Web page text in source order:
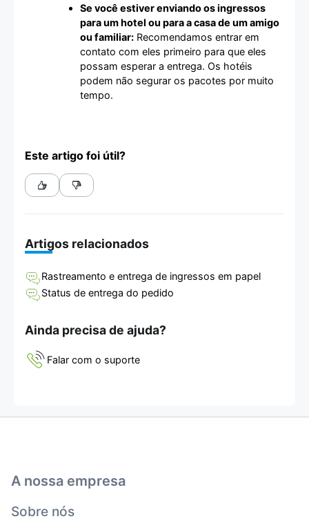
Se você estiver enviando os ingressos
para um hotel ou para a casa de um amigo
ou familiar: Recomendamos entrar em
contato com eles primeiro para que eles
possam esperar a entrega. Os hotéis
podem não segurar os pacotes por muito
tempo.
Este artigo foi útil?
Artigos relacionados
Rastreamento e entrega de ingressos em papel
Status de entrega do pedido
Ainda precisa de ajuda?
Falar com o suporte
A nossa empresa
Sobre nós